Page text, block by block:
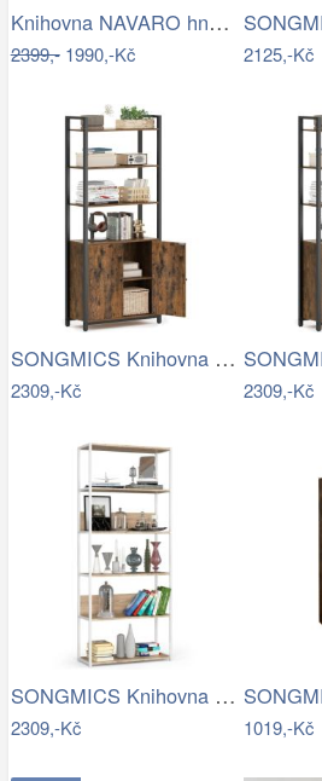
Knihovna NAVARO hnědá/černá LLS062B01V1
2399,-1990,-Kč 2125,-Kč
SONGMICS Knihovna Vasagle Memor 60 cm…
2309,-Kč 2309,-Kč
SONGMICS Knihovna Vasagle Memor 60 cm…
2309,-Kč 1019,-Kč